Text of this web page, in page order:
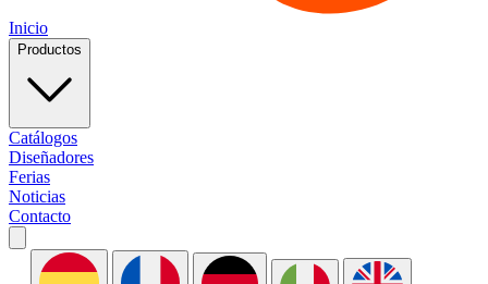
Inicio
Productos
Catálogos
Diseñadores
Ferias
Noticias
Contacto